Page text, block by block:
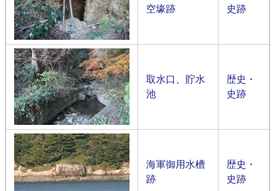
空壕跡
史跡
取水口、貯水
池
歴史・
史跡
海軍御用水槽
跡
歴史・
史跡